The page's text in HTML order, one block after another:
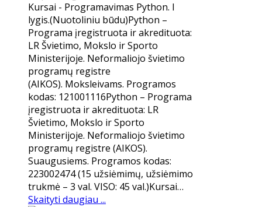
Kursai - ​Programavimas Python. I
lygis.(Nuotoliniu būdu)Python –
Programa įregistruota ir akredituota:
LR Švietimo, Mokslo ir Sporto
Ministerijoje. Neformaliojo švietimo
programų registre
(AIKOS). Moksleivams. Programos
kodas: 121001116Python – Programa
įregistruota ir akredituota: LR
Švietimo, Mokslo ir Sporto
Ministerijoje. Neformaliojo švietimo
programų registre (AIKOS).
Suaugusiems. Programos kodas:
223002474 (15 užsiėmimų, užsiėmimo
trukmė – 3 val. VISO: 45 val.)Kursai…
Skaityti daugiau ...